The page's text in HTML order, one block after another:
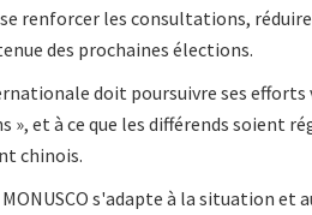
renforcer les consultations,
des prochaines élections.
doit poursuivre ses
», et à ce que les différends soient
chinois.
MONUSCO s'adapte à la situation